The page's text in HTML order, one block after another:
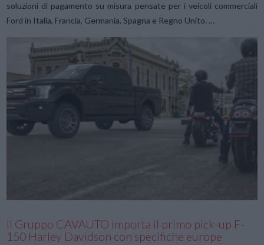
soluzioni di pagamento su misura pensate per i veicoli commerciali
Ford in Italia, Francia, Germania, Spagna e Regno Unito. …
Il Gruppo CAVAUTO importa il primo pick-up F-
150 Harley Davidson con specifiche europe